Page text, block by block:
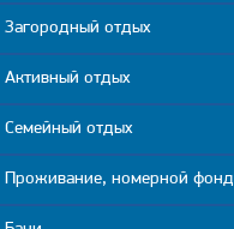
Загородный отдых
Активный отдых
Семейный отдых
Проживание, номерной фонд